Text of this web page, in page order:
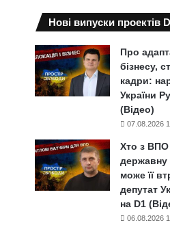
Нові випуски проектів
Про
бізнесу,
кадри:
України
(Відео)
07.08.2026
Хто з ВПО
державну
може її
депутат
на D1
06.08.2026